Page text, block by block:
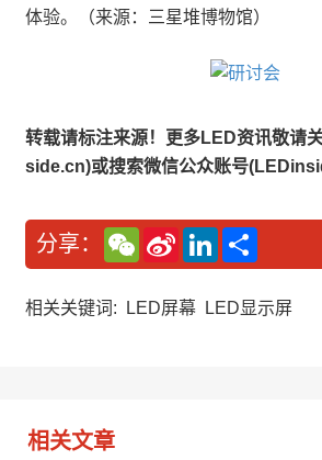
体验。（来源：三星堆博物馆）
转载请标注来源！更多LED资讯敬请
side.cn)或搜索微信公众账号
分享：
W
e
C
a
S
n
W
L
n
e
相关关键词: LED屏幕 LED显示屏
相关文章